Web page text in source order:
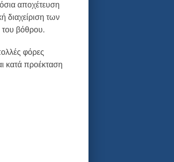
αποχέτευση
διαχείριση των
του βόθρου.
φόρες
κατά προέκταση